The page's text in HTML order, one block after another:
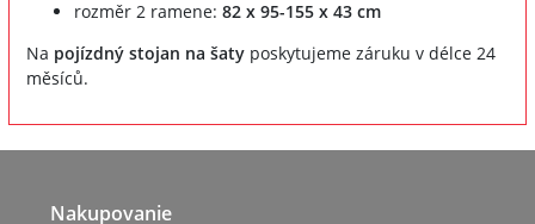
rozměr 2 ramene: 82 x 95-155 x 43 cm
Na pojízdný stojan na šaty poskytujeme záruku v délce 24
měsíců.
Nakupovanie